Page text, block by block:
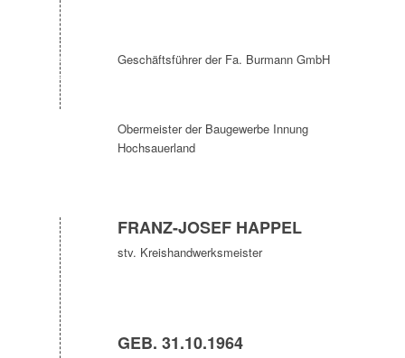
Geschäftsführer der Fa. Burmann GmbH
Obermeister der Baugewerbe Innung
Hochsauerland
FRANZ-JOSEF HAPPEL
stv. Kreishandwerksmeister
GEB. 31.10.1964